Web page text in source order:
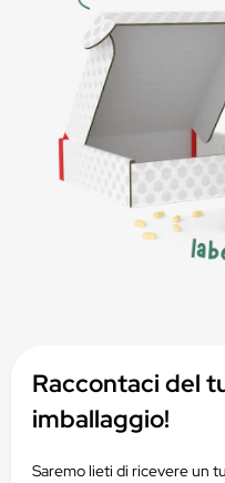
Raccontaci del
imballaggio!
Saremo lieti di ricevere un